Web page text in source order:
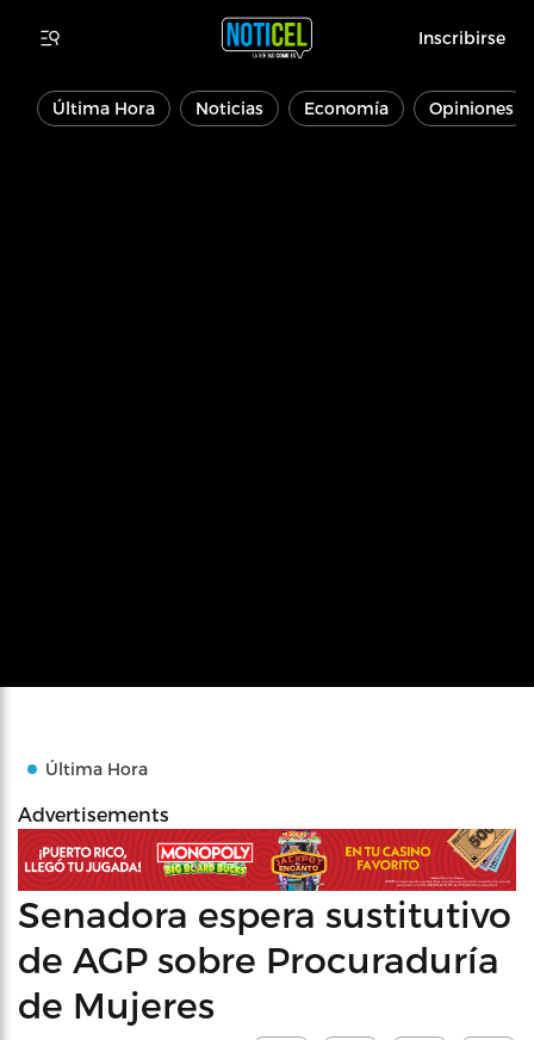
Inscribirse
Última Hora Noticias Economía Opiniones
Última Hora
Advertisements
Senadora espera sustitutivo
de AGP sobre Procuraduría
de Mujeres